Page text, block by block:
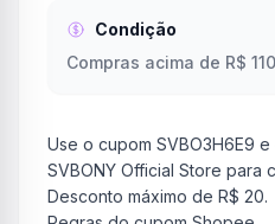
Condição
Compras acima de R$ 110
Use o cupom SVBO3H6E9
SVBONY Official Store para
Desconto máximo de R$ 20.